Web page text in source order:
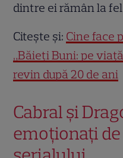
dintre ei rămân la
Citește și: Cine face
„Băieți Buni: pe
revin după 20 de ani
Cabral și
emoționați